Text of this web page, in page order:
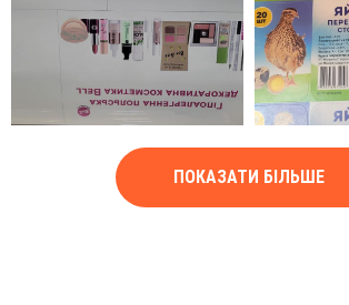
ПОКАЗАТИ БІЛЬШЕ